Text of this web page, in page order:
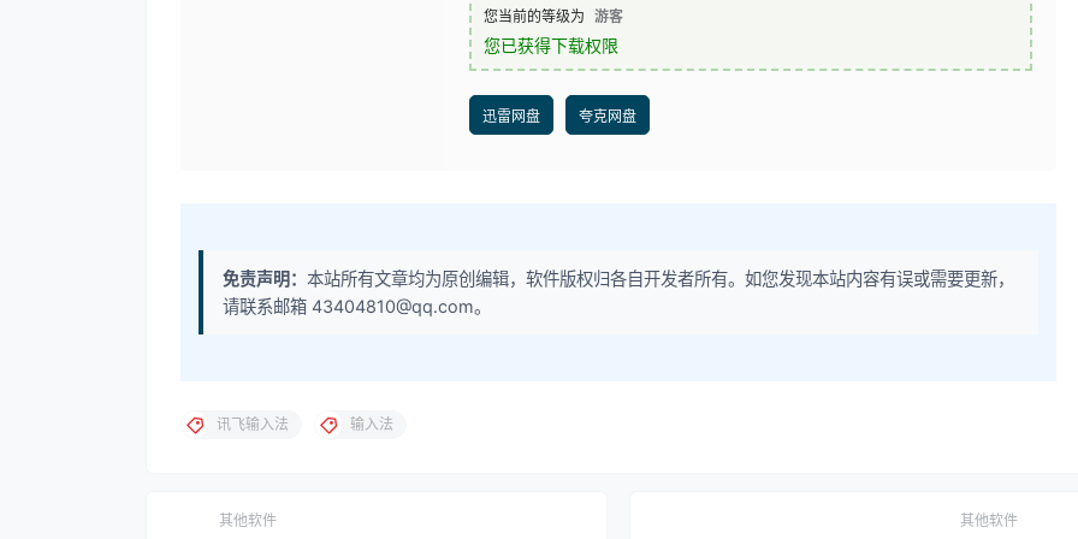
您当前的等级为 游客
您已获得下载权限
迅雷网盘 夸克网盘
免责声明： 本站所有文章均为原创编辑，软件版权归各自开发者所有。如您发现本站内容有误或需要更新，
请联系邮箱 43404810@qq.com。
讯飞输入法 输入法
其他软件 其他软件